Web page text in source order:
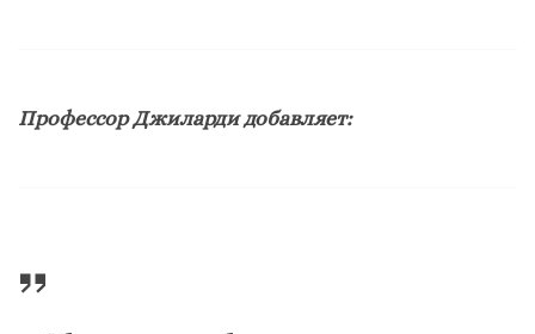
Профессор Джиларди добавляет: